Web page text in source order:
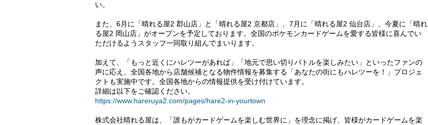
い。
また、6月に「晴れる屋2 郡山店」と「晴れる屋2 京都店」、7月に「晴れる屋2 仙台店」、今夏に「晴れ
る屋2 岡山店」がオープンを予定しております。全国のポケモンカードゲームを愛する皆様に喜んでい
ただけるようスタッフ一同取り組んでまいります。
加えて、「もっと近くにハレツーがあれば」「地元で思い切りバトルを楽しみたい」といったファンの
声に応え、全国各地から店舗候補となる物件情報を募集する「あなたの街にもハレツーを！」プロジェ
クトも実施中です。全国各地からの情報提供を受け付けています。
詳細は以下をご確認ください。
https://www.hareruya2.com/pages/hare2-in-yourtown
株式会社晴れる屋は、「誰もがカードゲームを楽しむ世界に」を理念に掲げ、皆様がカードゲームを楽